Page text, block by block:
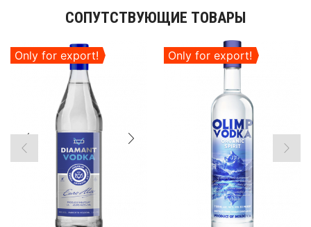
СОПУТСТВУЮЩИЕ ТОВАРЫ
Only for export! Only for export!